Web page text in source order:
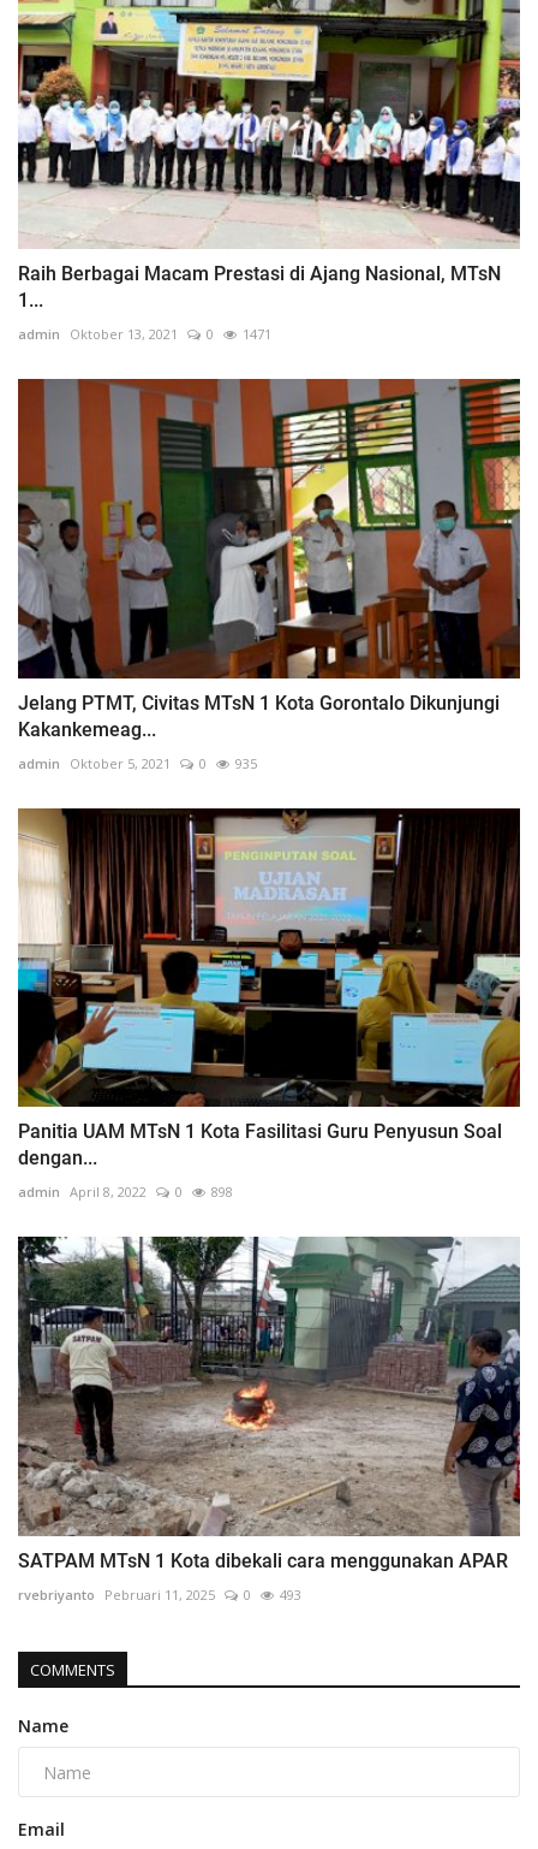
Raih Berbagai Macam Prestasi di Ajang Nasional, MTsN
1...
admin Oktober 13, 2021 0 1471
Jelang PTMT, Civitas MTsN 1 Kota Gorontalo Dikunjungi
Kakankemeag...
admin Oktober 5, 2021 0 935
Panitia UAM MTsN 1 Kota Fasilitasi Guru Penyusun Soal
dengan...
admin April 8, 2022 0 898
SATPAM MTsN 1 Kota dibekali cara menggunakan APAR
rvebriyanto Pebruari 11, 2025 0 493
COMMENTS
Name
Email